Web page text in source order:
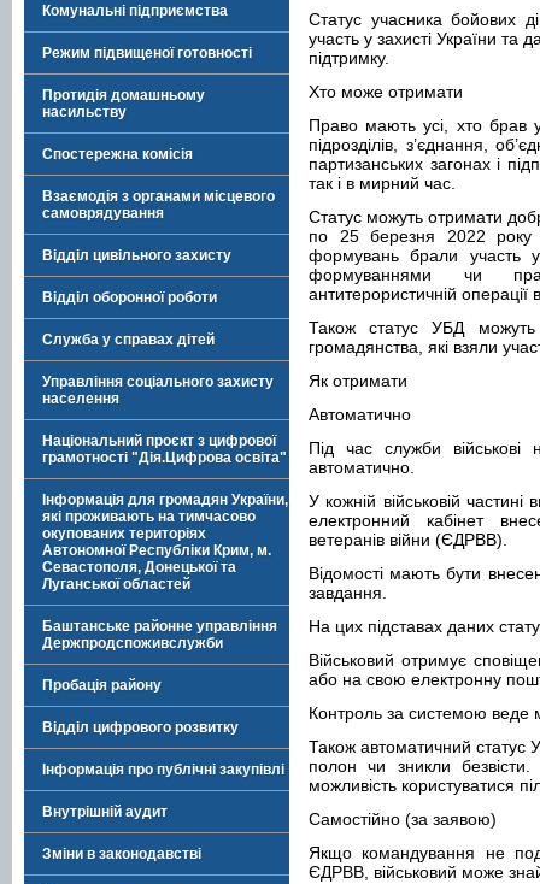
Комунальні підприємства
Режим підвищеної готовності
Протидія домашньому
насильству
Спостережна комісія
Взаємодія з органами місцевого
самоврядування
Відділ цивільного захисту
Відділ оборонної роботи
Служба у справах дітей
Управління соціального захисту
населення
Національний проєкт з цифрової
грамотності "Дія.Цифрова освіта"
Інформація для громадян України,
які проживають на тимчасово
окупованих територіях
Автономної Республіки Крим, м.
Севастополя, Донецької та
Луганської областей
Баштанське районне управління
Держпродспоживслужби
Пробація району
Відділ цифрового розвитку
Інформація про публічні закупівлі
Внутрішній аудит
Зміни в законодавстві
Статус учасника бойових
участь у захисті України та
підтримку.
Хто може отримати
Право мають усі, хто брав
підрозділів, з’єднання,
партизанських загонах і
так і в мирний час.
Статус можуть отримати
по 25 березня 2022 року
формувань брали участь у
формуваннями чи
антитерористичній
Також статус УБД
громадянства, які взяли
Як отримати
Автоматично
Під час служби
автоматично.
У кожній військовій
електронний кабінет
ветеранів війни (ЄДРВВ).
Відомості мають бути
завдання.
На цих підставах даних
Військовий отримує
або на свою електронну
Контроль за системою веде
Також автоматичний статус
полон чи зникли
можливість користуватися
Самостійно (за заявою)
Якщо командування не
ЄДРВВ, військовий може